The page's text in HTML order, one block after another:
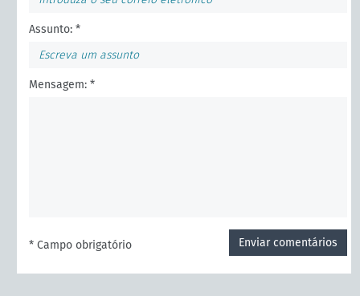
Assunto: *
Mensagem: *
Enviar comentários
* Campo obrigatório